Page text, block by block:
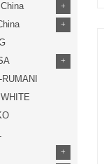
+
+
+
+